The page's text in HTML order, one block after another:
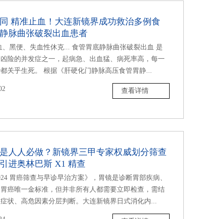
精准止血！大连新镜界成功救治多例食
脉曲张破裂出血患者
、黑便、失血性休克... 食管胃底静脉曲张破裂出血 是
险的并发症之一，起病急、出血猛、病死率高，每一
关乎生死。 根据《肝硬化门静脉高压食管胃静...
查看详情
人人必做？新镜界三甲专家权威划分筛查
进奥林巴斯 X1 精查
胃癌筛查与早诊早治方案》，胃镜是诊断胃部疾病、
癌唯一金标准，但并非所有人都需要立即检查，需结
状、高危因素分层判断。大连新镜界日式消化内...